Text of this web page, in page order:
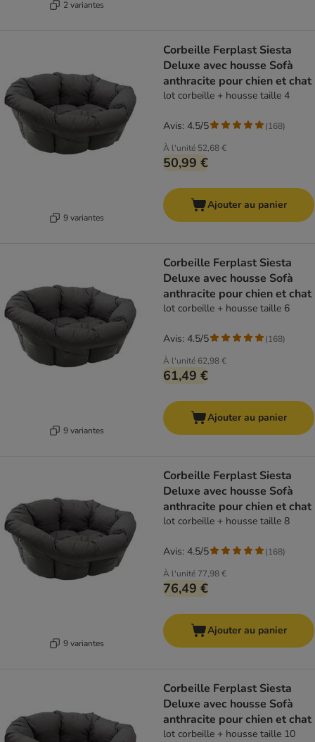
2 variantes
9 variantes
Corbeille Ferplast Siesta
Deluxe avec housse Sofà
anthracite pour chien et chat
lot corbeille + housse taille 4
À l'unité 52,68 €
50,99 €
Avis: 4.5/5 (168)
Ajouter au panier
9 variantes
Corbeille Ferplast Siesta
Deluxe avec housse Sofà
anthracite pour chien et chat
lot corbeille + housse taille 6
À l'unité 62,98 €
61,49 €
Avis: 4.5/5 (168)
Ajouter au panier
9 variantes
Corbeille Ferplast Siesta
Deluxe avec housse Sofà
anthracite pour chien et chat
lot corbeille + housse taille 8
À l'unité 77,98 €
76,49 €
Avis: 4.5/5 (168)
Ajouter au panier
Corbeille Ferplast Siesta
Deluxe avec housse Sofà
anthracite pour chien et chat
lot corbeille + housse taille 10